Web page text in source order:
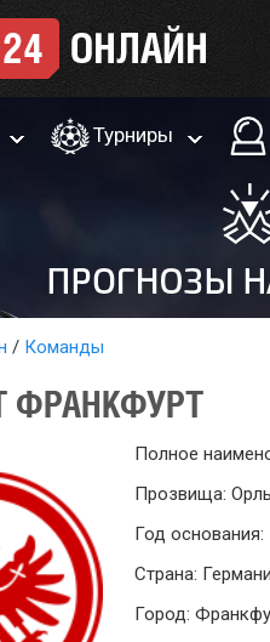
Турниры
Команды
ФРАНКФУРТ
Полное
Прозвища:
Год основания:
Страна:
Город: